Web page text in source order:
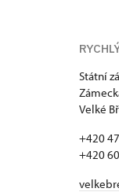
Státní
Velké
+420
+420